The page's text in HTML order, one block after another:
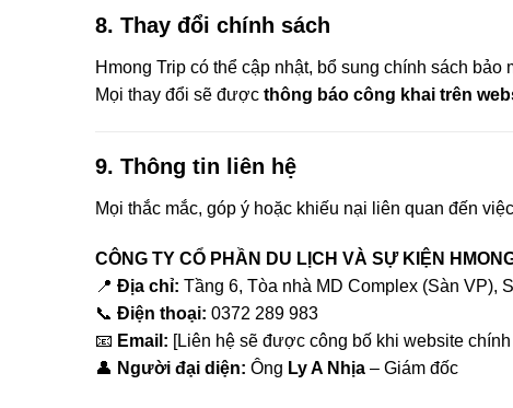
8. Thay đổi chính sách
Hmong Trip có thể cập nhật, bổ sung chính sách bảo
Mọi thay đổi sẽ được thông báo công khai trên
9. Thông tin liên hệ
Mọi thắc mắc, góp ý hoặc khiếu nại liên quan đến
CÔNG TY CỔ PHẦN DU LỊCH VÀ SỰ KIỆN
📍 Địa chỉ: Tầng 6, Tòa nhà MD Complex (Sàn VP),
📞 Điện thoại: 0372 289 983
📧 Email: [Liên hệ sẽ được công bố khi website
👤 Người đại diện: Ông Ly A Nhịa – Giám đốc